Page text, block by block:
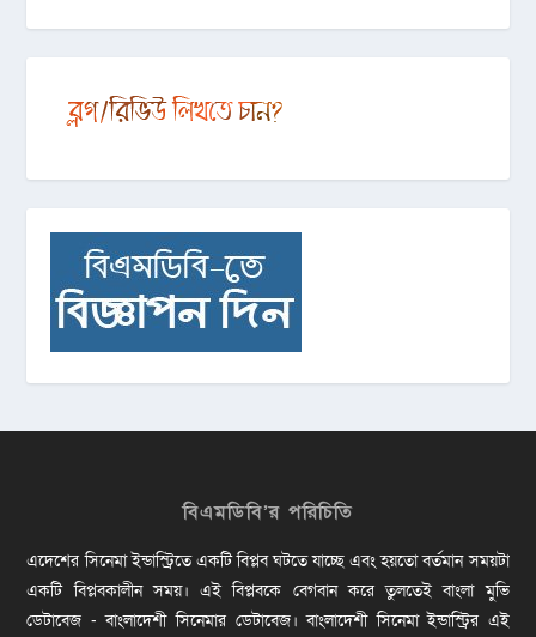
বিএমডিবি’র পরিচিতি
এদেশের সিনেমা ইন্ডাস্ট্রিতে একটি বিপ্লব ঘটতে যাচ্ছে এবং হয়তো বর্তমান সময়টা
একটি বিপ্লবকালীন সময়। এই বিপ্লবকে বেগবান করে তুলতেই বাংলা মুভি
ডেটাবেজ - বাংলাদেশী সিনেমার ডেটাবেজ। বাংলাদেশী সিনেমা ইন্ডাস্ট্রির এই